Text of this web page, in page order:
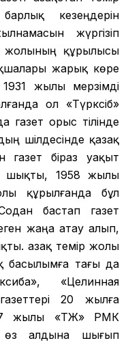
кезеңдерін
жүргізіп
жолының құрылысы
жарық көре
жылы мерзімді
ол «Түрксіб»
газет орыс тілінде
шілдесінде қазақ
газет біраз уақыт
шықты, 1958 жылы
құрылғанда бұл
бастап газет
жаңа атау алып,
Қазақ темір жолы
басылымға тағы да
«Целинная
20 жылға
жылы «ҚТЖ» РМК
өз алдына шығып